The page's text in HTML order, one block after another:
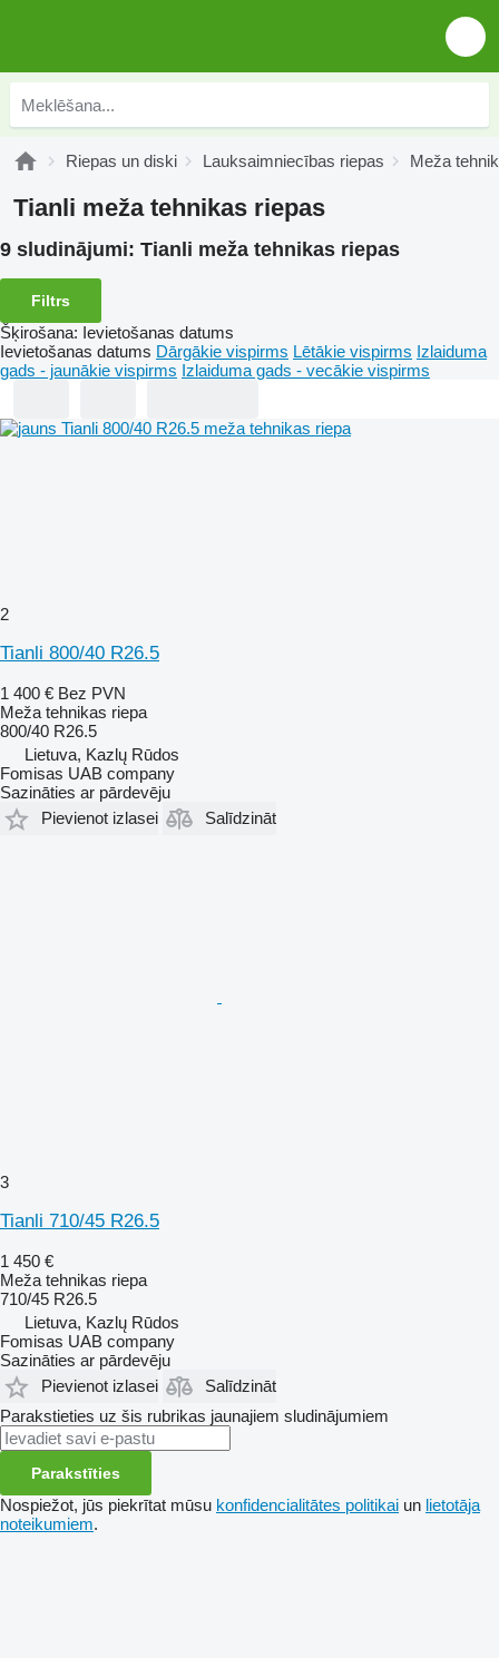
Riepas un diski Lauksaimniecības riepas Meža
Tianli meža tehnikas riepas
9 sludinājumi: Tianli meža tehnikas riepas
Filtrs
Šķirošana: Ievietošanas datums
Ievietošanas datums Dārgākie vispirms Lētākie vispirms Izlaiduma
gads - jaunākie vispirms Izlaiduma gads - vecākie vispirms
2
Tianli 800/40 R26.5
1 400 € Bez PVN
Meža tehnikas riepa
800/40 R26.5
Lietuva, Kazlų Rūdos
Fomisas UAB company
Sazināties ar pārdevēju
Pievienot izlasei
Salīdzināt
3
Tianli 710/45 R26.5
1 450 €
Meža tehnikas riepa
710/45 R26.5
Lietuva, Kazlų Rūdos
Fomisas UAB company
Sazināties ar pārdevēju
Pievienot izlasei
Salīdzināt
Parakstieties uz šis rubrikas jaunajiem sludinājumiem
Parakstīties
Nospiežot, jūs piekrītat mūsu konfidencialitātes politikai un lietotāja
noteikumiem.